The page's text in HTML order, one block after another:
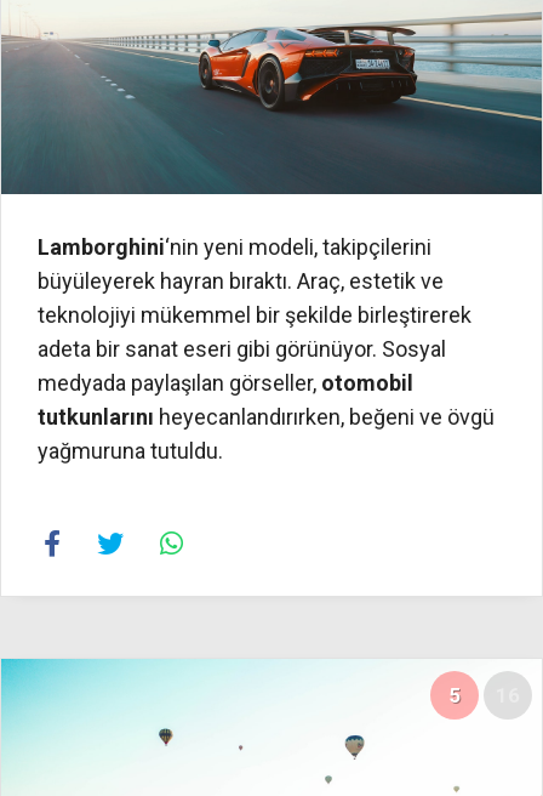
Lamborghini‘nin yeni modeli, takipçilerini
büyüleyerek hayran bıraktı. Araç, estetik ve
teknolojiyi mükemmel bir şekilde birleştirerek
adeta bir sanat eseri gibi görünüyor. Sosyal
medyada paylaşılan görseller, otomobil
tutkunlarını heyecanlandırırken, beğeni ve övgü
yağmuruna tutuldu.
5